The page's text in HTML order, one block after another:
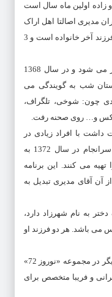
1346 می باشد، او زاده اولین ماه سال است
مدیری اصالتا اهل اراک
است و در خانواده ای 6 نفره به دنیا آمده، فرزند آخر خانواده است و 3
مهران مدیری از سن 16 سالگی وارد تئاتر می شود و در سال 1368
مدت 6 سال در داستان شب به گویندگی می
نمایش‌های زیادی چون: شوخی، تلگراف،
و… روی صحنه رفت.
داشت با افراد زیادی در
عرصه رادیو و تلویزیون آشنا می شود و سرانجام در سال 1372 به
داریوش کاردان برنامه طنز 72 را تهیه می کنند. این برنامه
آن آقای مدیری تبدیل به
به نام شهرزاد دارد،
باشد. هر دو فرزند او
در سال 1372 وقتی 26 ساله بود بعنوان بازیگر در مجموعه «نوروز 72»
و فریبا متخصص برای